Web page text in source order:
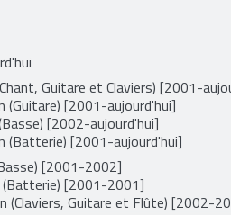
Guitare et Claviers) [2001-
(Guitare) [2001-aujourd'hui]
[2002-aujourd'hui]
(Batterie) [2001-aujourd'hui]
[2001-2002]
(Batterie) [2001-2001]
(Claviers, Guitare et Flûte) [2002-